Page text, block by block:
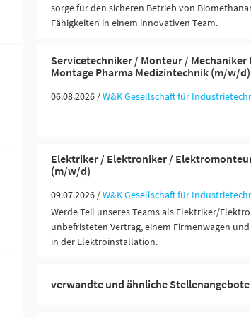
sorge für den sicheren Betrieb von
Fähigkeiten in einem innovativen Team.
Servicetechniker / Monteur / Mechaniker
Montage Pharma Medizintechnik (m/w/d)
06.08.2026 /W&K Gesellschaft für
Elektriker / Elektroniker /
(m/w/d)
09.07.2026 /W&K Gesellschaft für
Werde Teil unseres Teams als Elektriker/
unbefristeten Vertrag, einem Firmenwagen
in der Elektroinstallation.
verwandte und ähnliche Stellenangebote